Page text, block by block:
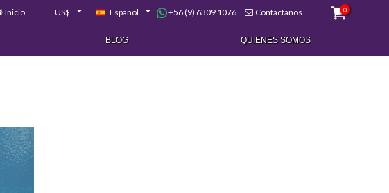
Inicio US$ Español +56 (9) 6309 1076 Contáctanos 0
BLOG QUIENES SOMOS